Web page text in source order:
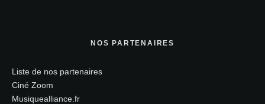
NOS PARTENAIRES
Liste de nos partenaires
Ciné Zoom
Musiquealliance.fr